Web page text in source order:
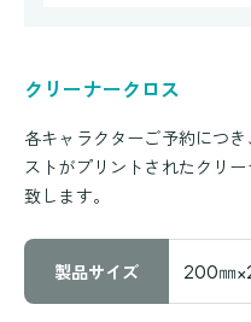
クリーナークロス
各キャラクターご予約につ
ストがプリントされたクリ
致します。
製品サイズ 200㎜